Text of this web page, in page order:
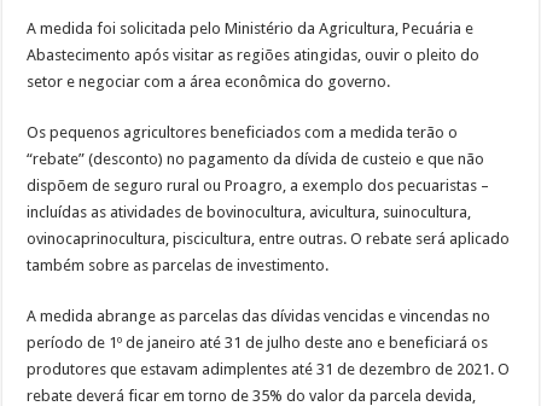
A medida foi solicitada pelo Ministério da Agricultura, Pecuária e
Abastecimento após visitar as regiões atingidas, ouvir o pleito do
setor e negociar com a área econômica do governo.
Os pequenos agricultores beneficiados com a medida terão o
“rebate” (desconto) no pagamento da dívida de custeio e que não
dispõem de seguro rural ou Proagro, a exemplo dos pecuaristas –
incluídas as atividades de bovinocultura, avicultura, suinocultura,
ovinocaprinocultura, piscicultura, entre outras. O rebate será aplicado
também sobre as parcelas de investimento.
A medida abrange as parcelas das dívidas vencidas e vincendas no
período de 1º de janeiro até 31 de julho deste ano e beneficiará os
produtores que estavam adimplentes até 31 de dezembro de 2021. O
rebate deverá ficar em torno de 35% do valor da parcela devida,